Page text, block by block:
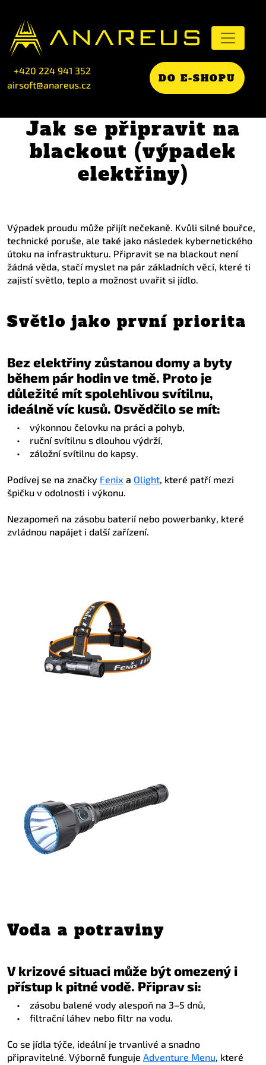
+420 224 941 352
airsoft@anareus.cz
DO E-SHOPU
Jak se připravit na
blackout (výpadek
elektřiny)
Výpadek proudu může přijít nečekaně. Kvůli silné bouřce,
technické poruše, ale také jako následek kybernetického
útoku na infrastrukturu. Připravit se na blackout není
žádná věda, stačí myslet na pár základních věcí, které ti
zajistí světlo, teplo a možnost uvařit si jídlo.
Světlo jako první priorita
Bez elektřiny zůstanou domy a byty
během pár hodin ve tmě. Proto je
důležité mít spolehlivou svítilnu,
ideálně víc kusů. Osvědčilo se mít:
•
výkonnou čelovku na práci a pohyb,
•
ruční svítilnu s dlouhou výdrží,
•
záložní svítilnu do kapsy.
Podívej se na značky Fenix a Olight, které patří mezi
špičku v odolnosti i výkonu.
Nezapomeň na zásobu baterií nebo powerbanky, které
zvládnou napájet i další zařízení.
Voda a potraviny
V krizové situaci může být omezený i
přístup k pitné vodě. Připrav si:
•
zásobu balené vody alespoň na 3–5 dnů,
•
filtrační láhev nebo filtr na vodu.
Co se jídla týče, ideální je trvanlivé a snadno
připravitelné. Výborně funguje Adventure Menu, které